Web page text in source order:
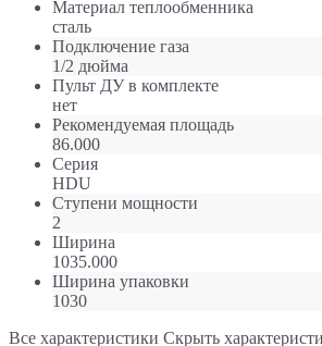
Материал теплообменника
сталь
Подключение газа
1/2 дюйма
Пульт ДУ в комплекте
нет
Рекомендуемая площадь
86.000
Серия
HDU
Ступени мощности
2
Ширина
1035.000
Ширина упаковки
1030
Все характеристики Скрыть